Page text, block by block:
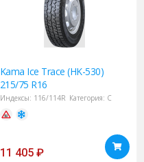
Kama Ice Trace (HK-530)
215/75 R16
Индексы: 116/114R Категория: C
11 405 ₽